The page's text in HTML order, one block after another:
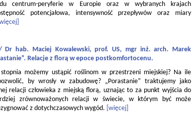
centrum-peryferie w Europie oraz w wybranych krajach
potencjałowa, intensywność przepływów oraz miary
hab. Maciej Kowalewski, prof. US, mgr inż. arch. Marek
Relacje z florą w epoce postkomfortocenu.
możemy ustąpić roślinom w przestrzeni miejskiej? Na ile
by wrosły w zabudowę? „Porastanie” traktujemy jako
relacji człowieka z miejską florą, uznając to za punkt wyjścia do
zrównoważonych relacji w świecie, w którym być może
z dotychczasowych wygód. [więcej]